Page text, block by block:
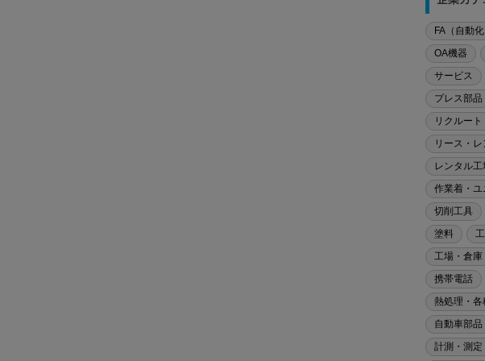
FA（自動
OA機器
サービス
プレス部品
リクルー
リース・
レンタル工
作業着・
切削工具
塗料
工場・倉庫
携帯電話
熱処理・各
自動車部品
計測・測